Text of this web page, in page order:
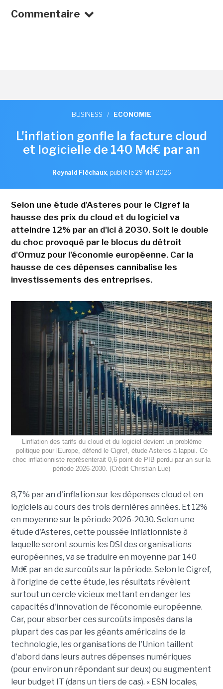
Commentaire
BUSINESS / ECONOMIE
L'inflation gonfle la facture cloud
et logicielle de 140 Md€ par an
Reynald Fléchaux, publié le 29 Mai 2026
Selon une étude d'Asteres pour le Cigref la
hausse des prix du cloud et du logiciel va
atteindre 12% par an d'ici à 2030. Soit le double
du choc provoqué par le blocus du détroit
d'Ormuz pour l'économie européenne. Car la
hausse de ces dépenses cannibalise les
investissements des entreprises.
Linflation des tarifs du cloud et du logiciel devient un problème
politique pour lEurope, défend le Cigref, étude Asteres à lappui. Ce
choc inflationniste représenterait 0,6 point de PIB perdu par an sur la
période 2026-2030. (Crédit Christian Lue)
8,7% par an d'inflation sur les dépenses cloud et en
logiciels au cours des trois dernières années. Et 12%
en moyenne sur la période 2026-2030. Selon une
étude d'Asteres, cette poussée inflationniste à
laquelle seront soumis les DSI des organisations
européennes, va se traduire en moyenne par 140
Md€ par an de surcoûts sur la période. Selon le Cigref,
à l'origine de cette étude, les résultats révèlent
surtout un cercle vicieux mettant en danger les
capacités d'innovation de l'économie européenne.
Car, pour absorber ces surcoûts imposés dans la
plupart des cas par les géants américains de la
technologie, les organisations de l'Union taillent
d'abord dans leurs autres dépenses numériques
(pour environ un répondant sur deux) ou augmentent
leur budget IT (dans un tiers de cas). « ESN locales,